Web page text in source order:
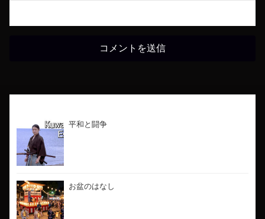
平和と闘争
お盆のはなし